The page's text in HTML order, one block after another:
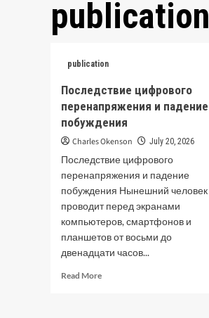
publication
publication
Последствие цифрового
перенапряжения и падение
побуждения
Charles Okenson July 20, 2026
Последствие цифрового
перенапряжения и падение
побуждения Нынешний человек
проводит перед экранами
компьютеров, смартфонов и
планшетов от восьми до
двенадцати часов...
Read MoreRead